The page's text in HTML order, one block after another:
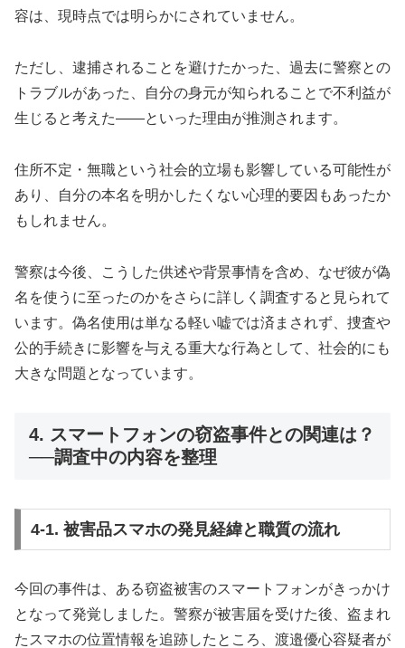
容は、現時点では明らかにされていません。
ただし、逮捕されることを避けたかった、過去に警察との
トラブルがあった、自分の身元が知られることで不利益が
生じると考えた――といった理由が推測されます。
住所不定・無職という社会的立場も影響している可能性が
あり、自分の本名を明かしたくない心理的要因もあったか
もしれません。
警察は今後、こうした供述や背景事情を含め、なぜ彼が偽
名を使うに至ったのかをさらに詳しく調査すると見られて
います。偽名使用は単なる軽い嘘では済まされず、捜査や
公的手続きに影響を与える重大な行為として、社会的にも
大きな問題となっています。
4. スマートフォンの窃盗事件との関連は？
──調査中の内容を整理
4-1. 被害品スマホの発見経緯と職質の流れ
今回の事件は、ある窃盗被害のスマートフォンがきっかけ
となって発覚しました。警察が被害届を受けた後、盗まれ
たスマホの位置情報を追跡したところ、渡邉優心容疑者が